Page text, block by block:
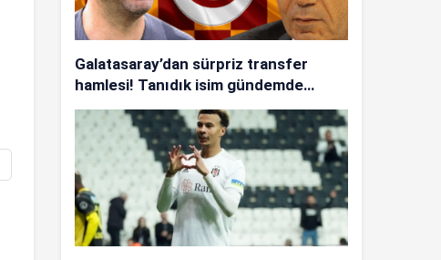
Galatasaray’dan sürpriz transfer
hamlesi! Tanıdık isim gündemde…